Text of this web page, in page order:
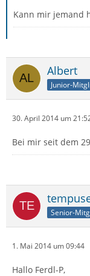
Kann mir jemand
Albert
Junior-
30. April 2014 um
Bei mir seit dem
Senior-
1. Mai 2014 um 09:44
Hallo Ferdl-P,